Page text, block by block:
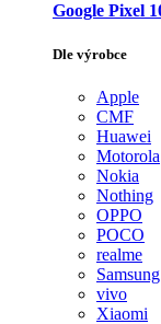
Google Pixel
Dle výrobce
Apple
CMF
Huawei
Motorola
Nokia
Nothing
OPPO
POCO
realme
Samsung
vivo
Xiaomi